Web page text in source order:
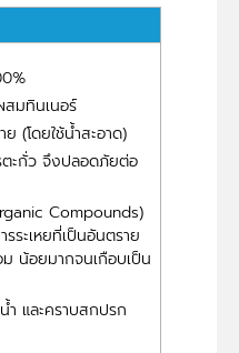
สมทินเนอร์
(โดยใช้น้ำสะอาด)
ตะกั่ว จึงปลอดภัยต่อ
Compounds)
ะเหยที่เป็นอันตราย
น้อยมากจนเกือบเป็น
ำ และคราบสกปรก